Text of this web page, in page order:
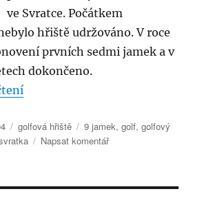
ve Svratce. Počátkem
hřiště udržováno. V roce
prvních sedmi jamek a v
dokončeno.
„Přírodní devítijamkové hřiště
Rubriky:
golfová hřiště Štítky:
9 jamek,golf,golfový
Napsat komentářpro
názvem